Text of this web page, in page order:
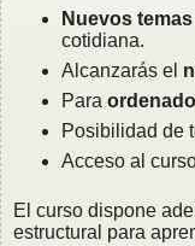
Nuevos
cotidiana.
Alcanzarás el
Para
Posibilidad de
Acceso al
El curso dispone
estructural para